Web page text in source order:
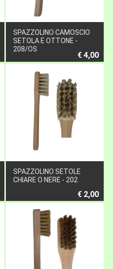
SPAZZOLINO CAMOSCIO
SETOLA E OTTONE -
208/OS
€ 4,00
SPAZZOLINO SETOLE
CHIARE O NERE - 202
€ 2,00